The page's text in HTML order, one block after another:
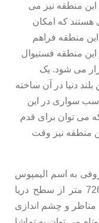
منطقه نیز می
که امکان
منطقه فراهم
منطقه فستیوال
می شود. یک
دنیا در آن ساخته
سواری در این
می توان برای قدم
منطقه نیز وقت
به اسم الیمپوس
تافریک است. ارتفاع این تله کابین از 726 متر از سطح دریا
متر می رسد. مناظر و چشم اندازی